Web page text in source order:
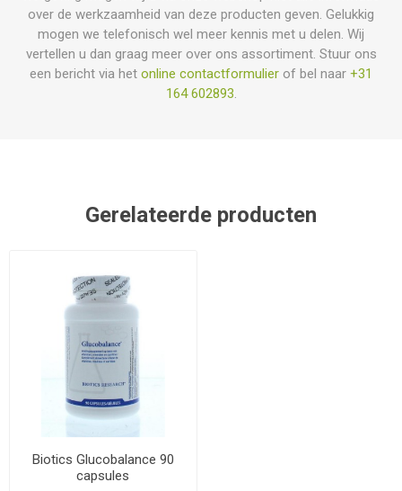
over de werkzaamheid van deze producten geven. Gelukkig
mogen we telefonisch wel meer kennis met u delen. Wij
vertellen u dan graag meer over ons assortiment. Stuur ons
een bericht via het online contactformulier of bel naar +31
164 602893.
Gerelateerde producten
Biotics Glucobalance 90
capsules